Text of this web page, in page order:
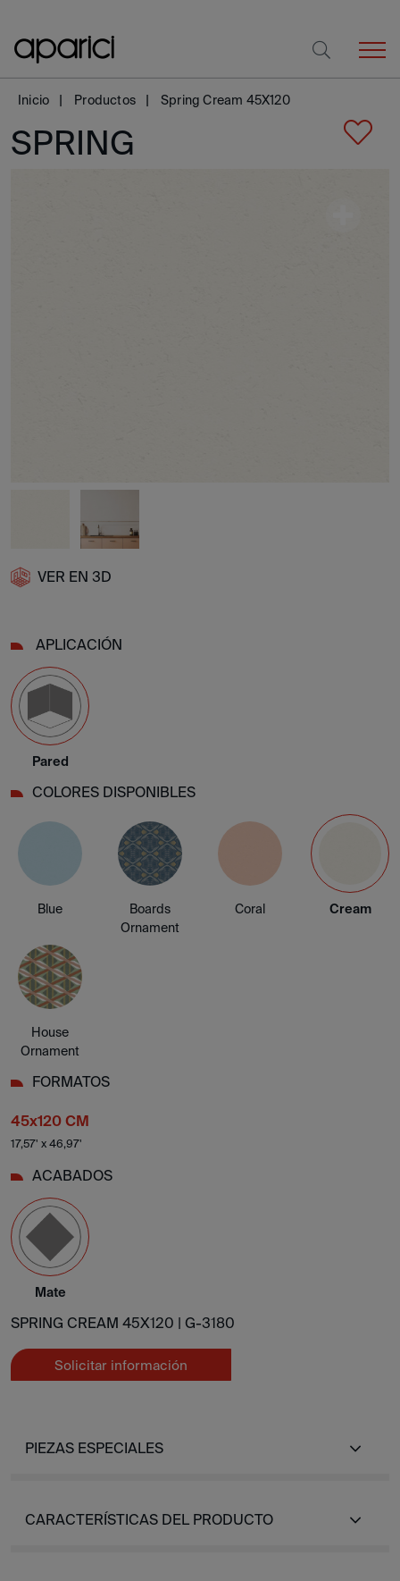
Inicio Productos Spring Cream 45X120
SPRING
VER EN 3D
APLICACIÓN
Pared
COLORES DISPONIBLES
Blue
Boards
Ornament
Coral Cream
House
Ornament
FORMATOS
45x120 CM
17,57' x 46,97'
ACABADOS
Mate
SPRING CREAM 45X120 | G-3180
Solicitar información
PIEZAS ESPECIALES
CARACTERÍSTICAS DEL PRODUCTO